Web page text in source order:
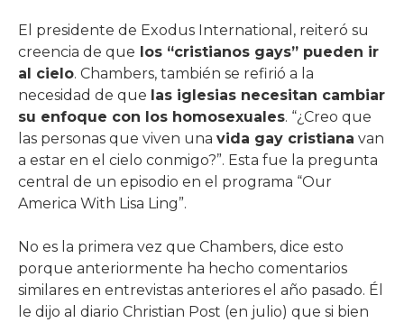
El presidente de Exodus International, reiteró su
creencia de que los “cristianos gays” pueden ir
al cielo. Chambers, también se refirió a la
necesidad de que las iglesias necesitan cambiar
su enfoque con los homosexuales. “¿Creo que
las personas que viven una vida gay cristiana van
a estar en el cielo conmigo?”. Esta fue la pregunta
central de un episodio en el programa “Our
America With Lisa Ling”.
No es la primera vez que Chambers, dice esto
porque anteriormente ha hecho comentarios
similares en entrevistas anteriores el año pasado. Él
le dijo al diario Christian Post (en julio) que si bien